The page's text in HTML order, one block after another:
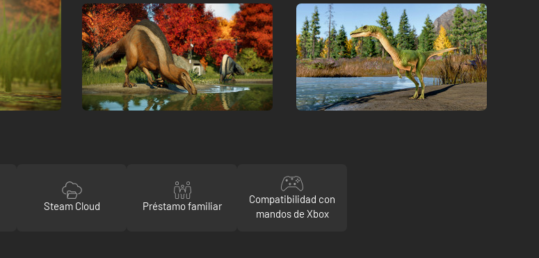
Steam Cloud Préstamo familiar
Compatibilidad con
mandos de Xbox